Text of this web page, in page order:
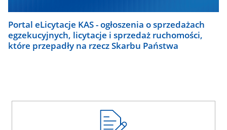
Portal eLicytacje KAS - ogłoszenia o sprzedażach
egzekucyjnych, licytacje i sprzedaż ruchomości,
które przepadły na rzecz Skarbu Państwa